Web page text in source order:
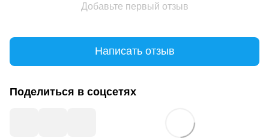
Добавьте первый отзыв
Написать отзыв
Поделиться в соцсетях